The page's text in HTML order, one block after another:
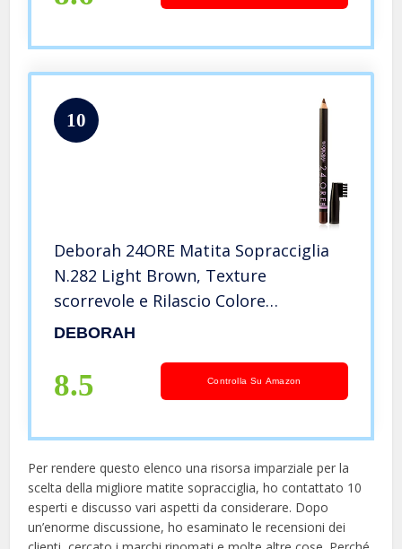
10
Deborah 24ORE Matita Sopracciglia
N.282 Light Brown, Texture
scorrevole e Rilascio Colore
Modulabile. Il brush sul cappuccio
ottenere un effetto naturale
DEBORAH
8.5 Controlla Su Amazon
Per rendere questo elenco una risorsa imparziale per la
scelta della migliore matite sopracciglia, ​​ho contattato 10
esperti e discusso vari aspetti da considerare. Dopo
un’enorme discussione, ho esaminato le recensioni dei